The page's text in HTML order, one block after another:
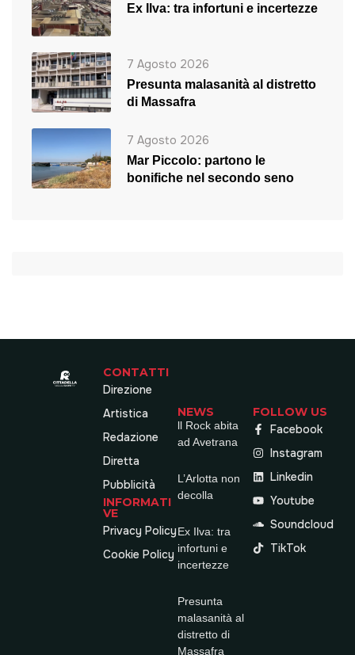
Ex Ilva: tra infortuni e incertezze
7 Agosto 2026
Presunta malasanità al distretto
di Massafra
7 Agosto 2026
Mar Piccolo: partono le
bonifiche nel secondo seno
CONTATTI
Direzione
Artistica
Redazione
Diretta
Pubblicità
INFORMATI
VE
Privacy Policy
Cookie Policy
NEWS
ll Rock abita
ad Avetrana
L’Arlotta non
decolla
Ex Ilva: tra
infortuni e
incertezze
Presunta
malasanità al
distretto di
Massafra
FOLLOW US
Facebook
Instagram
Linkedin
Youtube
Soundcloud
TikTok